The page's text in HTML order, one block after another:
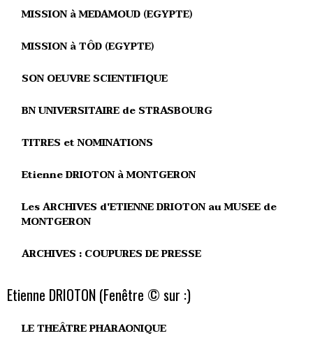
MISSION à MEDAMOUD (EGYPTE)
MISSION à TÔD (EGYPTE)
SON OEUVRE SCIENTIFIQUE
BN UNIVERSITAIRE de STRASBOURG
TITRES et NOMINATIONS
Etienne DRIOTON à MONTGERON
Les ARCHIVES d'ETIENNE DRIOTON au MUSEE de
MONTGERON
ARCHIVES : COUPURES DE PRESSE
Etienne DRIOTON (Fenêtre © sur :)
LE THEÂTRE PHARAONIQUE